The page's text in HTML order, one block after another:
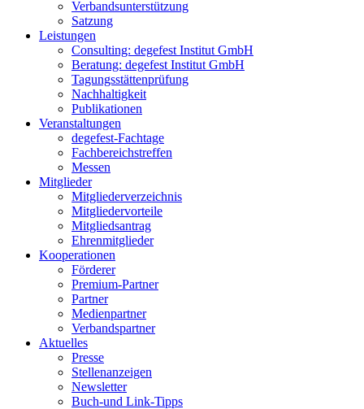
Verbandsunterstützung
Satzung
Leistungen
Consulting: degefest Institut GmbH
Beratung: degefest Institut GmbH
Tagungsstättenprüfung
Nachhaltigkeit
Publikationen
Veranstaltungen
degefest-Fachtage
Fachbereichstreffen
Messen
Mitglieder
Mitgliederverzeichnis
Mitgliedervorteile
Mitgliedsantrag
Ehrenmitglieder
Kooperationen
Förderer
Premium-Partner
Partner
Medienpartner
Verbandspartner
Aktuelles
Presse
Stellenanzeigen
Newsletter
Buch-und Link-Tipps